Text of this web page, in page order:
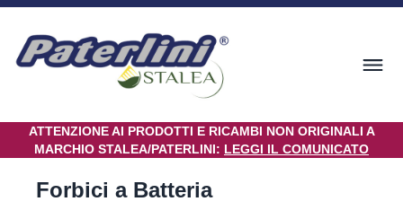
ATTENZIONE AI PRODOTTI E RICAMBI NON ORIGINALI A
MARCHIO STALEA/PATERLINI: LEGGI IL COMUNICATO
Forbici a Batteria